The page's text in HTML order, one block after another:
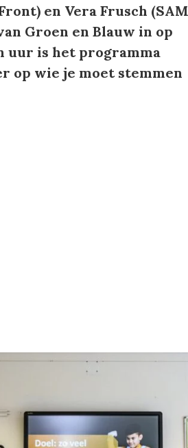
en Vera Frusch
Groen en Blauw in op
uur is het programma
op wie je moet stemmen